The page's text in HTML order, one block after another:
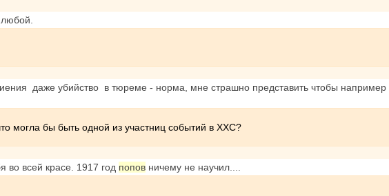
даже убийство в тюреме - норма, мне страшно представить чтобы например
могла бы быть одной из участниц событий в ХХС?
во всей красе. 1917 год попов ничему не научил....